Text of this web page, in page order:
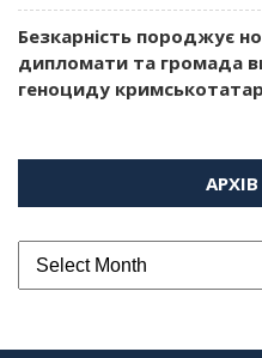
Безкарність породжує
дипломати та громада
геноциду